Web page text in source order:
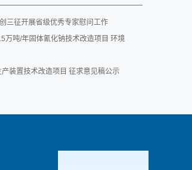
三征开展省级优秀专家慰问工作
万吨/年固体氰化钠技术改造项目 环境
装置技术改造项目 征求意见稿公示